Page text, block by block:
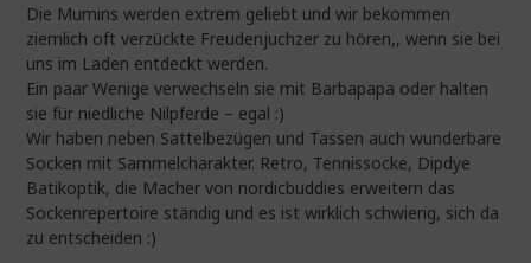
Die Mumins werden extrem geliebt und wir bekommen
ziemlich oft verzückte Freudenjuchzer zu hören,, wenn sie bei
uns im Laden entdeckt werden.
Ein paar Wenige verwechseln sie mit Barbapapa oder halten
sie für niedliche Nilpferde – egal :)
Wir haben neben Sattelbezügen und Tassen auch wunderbare
Socken mit Sammelcharakter. Retro, Tennissocke, Dipdye
Batikoptik, die Macher von nordicbuddies erweitern das
Sockenrepertoire ständig und es ist wirklich schwierig, sich da
zu entscheiden :)